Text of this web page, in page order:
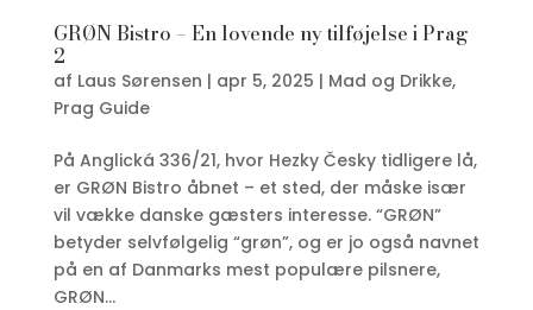
GRØN Bistro – En lovende ny tilføjelse i Prag
2
af Laus Sørensen | apr 5, 2025 | Mad og Drikke,
Prag Guide
På Anglická 336/21, hvor Hezky Česky tidligere lå,
er GRØN Bistro åbnet – et sted, der måske især
vil vække danske gæsters interesse. “GRØN”
betyder selvfølgelig “grøn”, og er jo også navnet
på en af Danmarks mest populære pilsnere,
GRØN...